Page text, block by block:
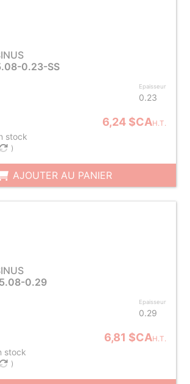
0.23-SS
Epaisseur
0.23
6,24 $CAH.T.
stock
)
AJOUTER AU PANIER
0.29
Epaisseur
0.29
6,81 $CAH.T.
stock
)